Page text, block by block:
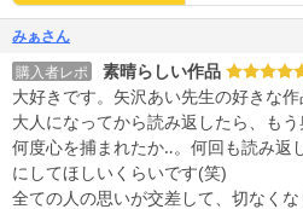
みぁさん
購入者レポ
素晴らしい作品
大好きです。矢沢あい先生の好きな
大人になってから読み返したら、もう
何度心を捕まれたか‥。何回も読み返
にしてほしいくらいです(笑)
全ての人の思いが交差して、切なく